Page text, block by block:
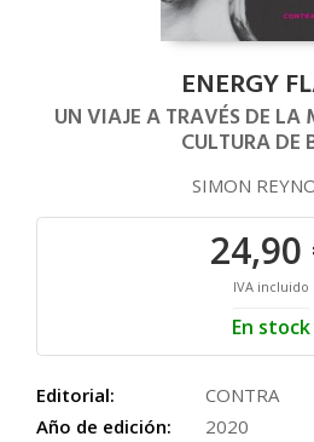
ENERGY
UN VIAJE A TRAVÉS DE LA
CULTURA DE
SIMON
24,90
IVA incluido
En stock
Editorial:
CONTRA
Año de edición:
2020